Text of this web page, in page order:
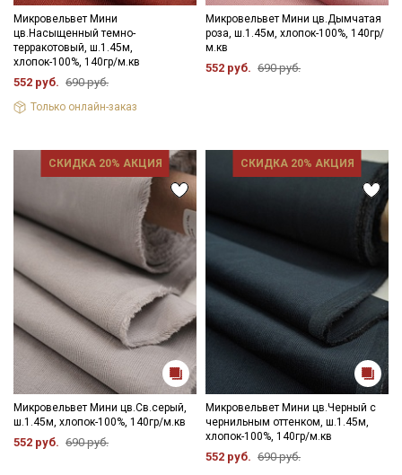
Микровельвет Мини
цв.Насыщенный темно-
терракотовый, ш.1.45м,
хлопок-100%, 140гр/м.кв
552 руб. 690 руб.
Только онлайн-заказ
Микровельвет Мини цв.Дымчатая
роза, ш.1.45м, хлопок-100%, 140гр/
м.кв
552 руб. 690 руб.
СКИДКА 20% АКЦИЯ
Микровельвет Мини цв.Св.серый,
ш.1.45м, хлопок-100%, 140гр/м.кв
552 руб. 690 руб.
СКИДКА 20% АКЦИЯ
Микровельвет Мини цв.Черный с
чернильным оттенком, ш.1.45м,
хлопок-100%, 140гр/м.кв
552 руб. 690 руб.